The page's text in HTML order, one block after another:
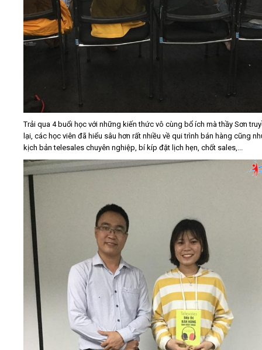
Trải qua 4 buổi học với những kiến thức vô cùng bổ ích mà thầy Sơn
lại, các học viên đã hiểu sâu hơn rất nhiều về qui trình bán hàng cũng
kịch bản telesales chuyên nghiệp, bí kíp đặt lịch hẹn, chốt sales,...